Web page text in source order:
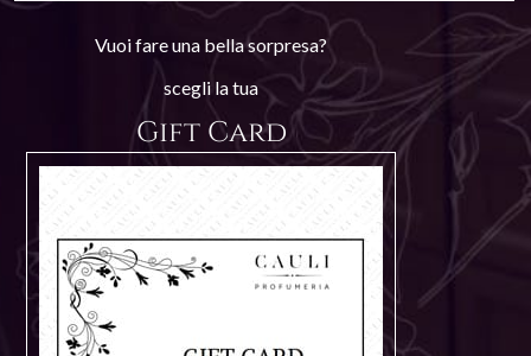
Vuoi fare una bella sorpresa?
scegli la tua
Gift Card